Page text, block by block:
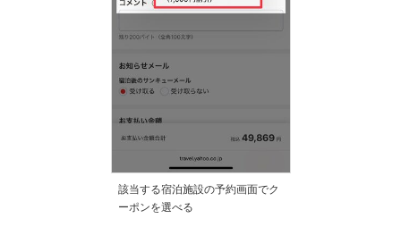
該当する宿泊施設の予約画面でク
ーポンを選べる